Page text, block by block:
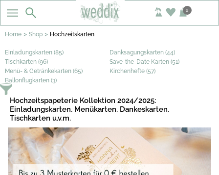
0
Home > Shop > Hochzeitskarten
Einladungskarten (85)
Danksagungskarten (44)
Tischkarten (96)
Save-the-Date Karten (51)
Menü- & Getränkekarten (65)
Kirchenhefte (57)
Ballonflugkarten (3)
Hochzeitspapeterie Kollektion 2024/2025:
Einladungskarten, Menükarten, Dankeskarten,
Tischkarten u.v.m.